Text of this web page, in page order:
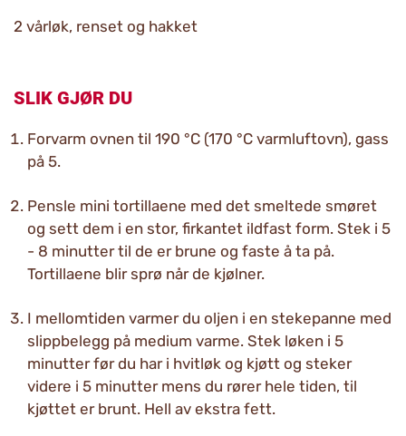
2 vårløk, renset og hakket
SLIK GJØR DU
Forvarm ovnen til 190 °C (170 °C varmluftovn), gass
på 5.
Pensle mini tortillaene med det smeltede smøret
og sett dem i en stor, firkantet ildfast form. Stek i 5
- 8 minutter til de er brune og faste å ta på.
Tortillaene blir sprø når de kjølner.
I mellomtiden varmer du oljen i en stekepanne med
slippbelegg på medium varme. Stek løken i 5
minutter før du har i hvitløk og kjøtt og steker
videre i 5 minutter mens du rører hele tiden, til
kjøttet er brunt. Hell av ekstra fett.